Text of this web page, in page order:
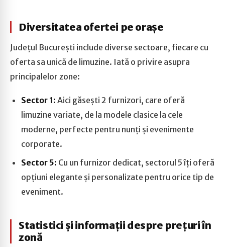
Diversitatea ofertei pe orașe
Județul București include diverse sectoare, fiecare cu
oferta sa unică de limuzine. Iată o privire asupra
principalelor zone:
Sector 1: Aici găsești 2 furnizori, care oferă
limuzine variate, de la modele clasice la cele
moderne, perfecte pentru nunți și evenimente
corporate.
Sector 5: Cu un furnizor dedicat, sectorul 5 îți oferă
opțiuni elegante și personalizate pentru orice tip de
eveniment.
Statistici și informații despre prețuri în
zonă